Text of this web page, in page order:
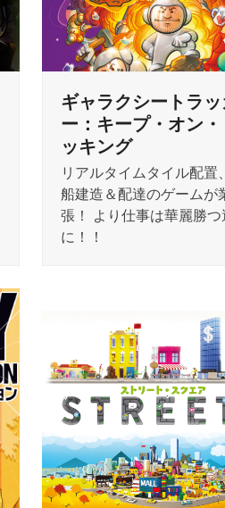
ギャラクシートラッ
ー：キープ・オン・
ッキング
リアルタイムタイル配置
船建造＆配達のゲームが
張！ より仕事は華麗勝
に！！